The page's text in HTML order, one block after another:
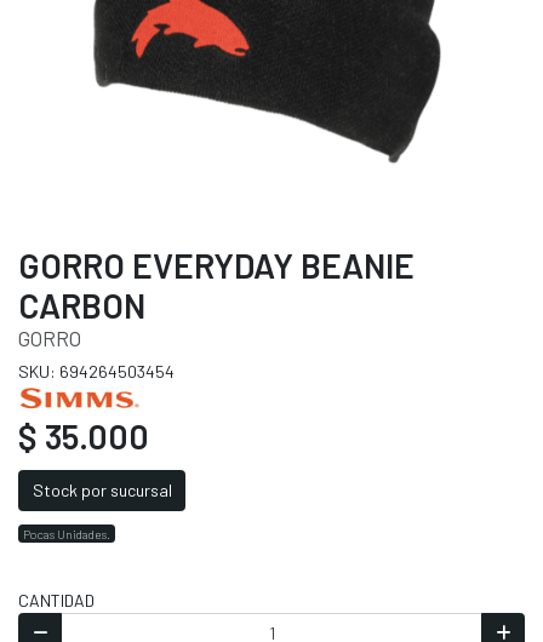
GORRO EVERYDAY BEANIE
CARBON
GORRO
SKU: 694264503454
$ 35.000
Stock por sucursal
Pocas Unidades.
CANTIDAD